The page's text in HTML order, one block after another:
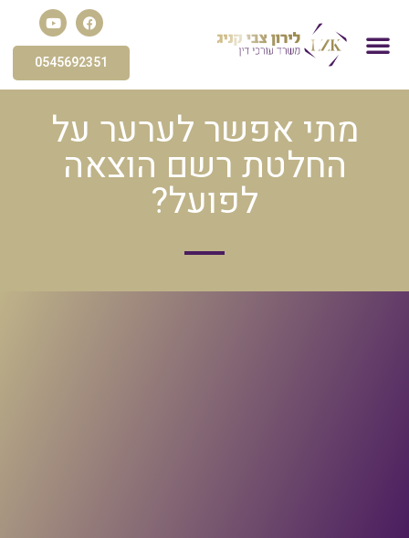
0545692351
מתי אפשר לערער על
החלטת רשם הוצאה
לפועל?